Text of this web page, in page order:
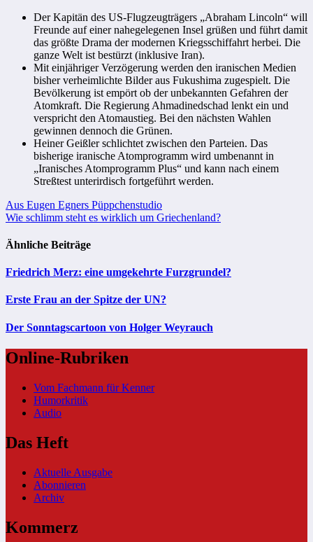
Der Kapitän des US-Flugzeugträgers „Abraham Lincoln“ will
Freunde auf einer nahegelegenen Insel grüßen und führt damit
das größte Drama der modernen Kriegsschiffahrt herbei. Die
ganze Welt ist bestürzt (inklusive Iran).
Mit einjähriger Verzögerung werden den iranischen Medien
bisher verheimlichte Bilder aus Fukushima zugespielt. Die
Bevölkerung ist empört ob der unbekannten Gefahren der
Atomkraft. Die Regierung Ahmadinedschad lenkt ein und
verspricht den Atomaustieg. Bei den nächsten Wahlen
gewinnen dennoch die Grünen.
Heiner Geißler schlichtet zwischen den Parteien. Das
bisherige iranische Atomprogramm wird umbenannt in
„Iranisches Atomprogramm Plus“ und kann nach einem
Streßtest unterirdisch fortgeführt werden.
Beitragsnavigation
Aus Eugen Egners Püppchenstudio
Wie schlimm steht es wirklich um Griechenland?
Ähnliche Beiträge
Friedrich Merz: eine umgekehrte Furzgrundel?
Erste Frau an der Spitze der UN?
Der Sonntagscartoon von Holger Weyrauch
Online-Rubriken
Vom Fachmann für Kenner
Humorkritik
Audio
Das Heft
Aktuelle Ausgabe
Abonnieren
Archiv
Kommerz